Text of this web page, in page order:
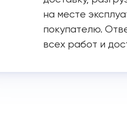
на месте
покупателю.
всех работ и